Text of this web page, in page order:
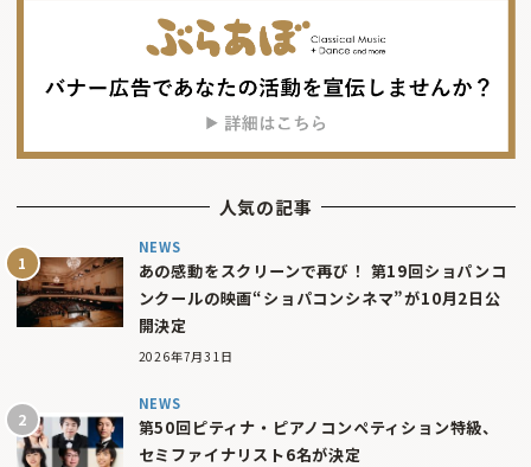
人気の記事
NEWS
あの感動をスクリーンで再び！ 第19回ショパンコ
ンクールの映画“ショパコンシネマ”が10月2日公
開決定
2026年7月31日
NEWS
第50回ピティナ・ピアノコンペティション特級、
セミファイナリスト6名が決定